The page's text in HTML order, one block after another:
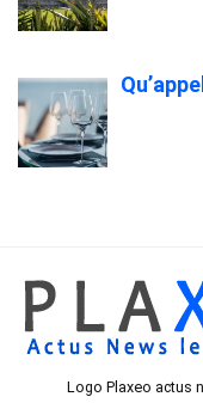
Logo Plaxeo actus